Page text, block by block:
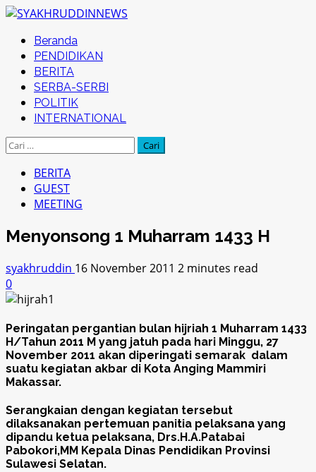
Skip
content
Primary
Menu
Beranda
PENDIDIKAN
BERITA
SERBA-SERBI
POLITIK
INTERNATIONAL
Cari
BERITA
GUEST
MEETING
Menyonsong 1 Muharram 1433 H
syakhruddin 16 November 2011 2 minutes read
0
Peringatan pergantian bulan hijriah 1 Muharram 1433
H/Tahun 2011 M yang jatuh pada hari Minggu, 27
November 2011 akan diperingati semarak dalam
suatu kegiatan akbar di Kota Anging Mammiri
Makassar.
Serangkaian dengan kegiatan tersebut
dilaksanakan pertemuan panitia pelaksana yang
dipandu ketua pelaksana, Drs.H.A.Patabai
Pabokori,MM Kepala Dinas Pendidikan Provinsi
Sulawesi Selatan.